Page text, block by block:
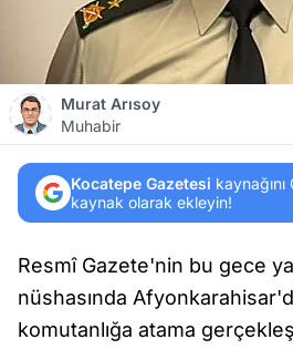
Murat Arısoy
Muhabir
Kocatepe Gazetesi
kaynak olarak ekleyin!
Resmî Gazete'nin bu gece
nüshasında
komutanlığa atama